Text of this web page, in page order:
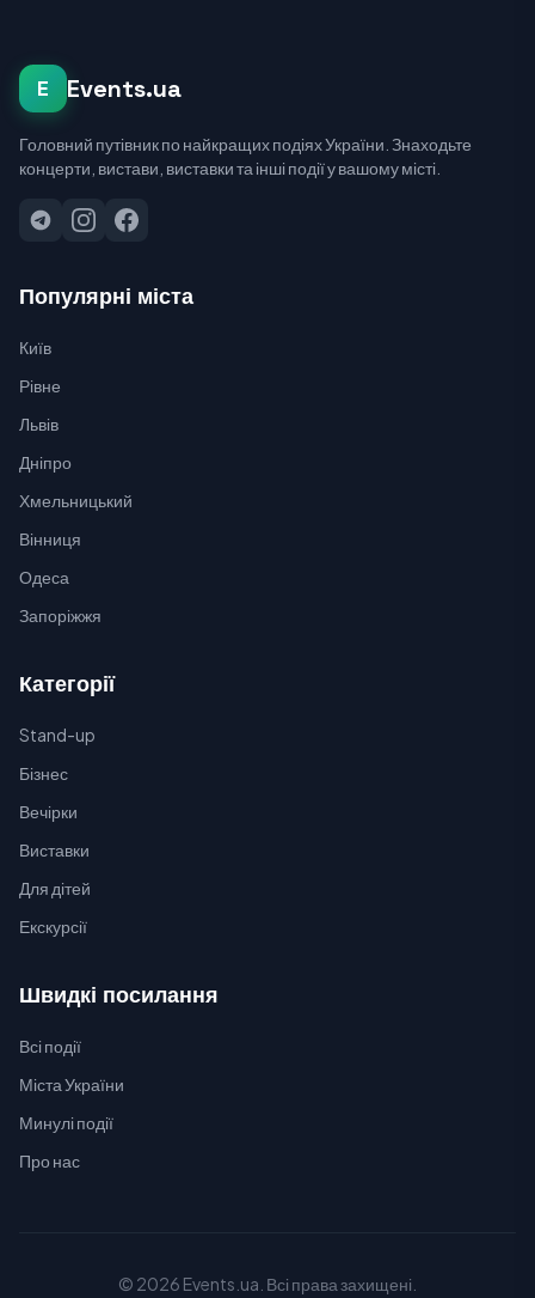
E Events.ua
Головний путівник по найкращих подіях України. Знаходьте
концерти, вистави, виставки та інші події у вашому місті.
Популярні міста
Київ
Рівне
Львів
Дніпро
Хмельницький
Вінниця
Одеса
Запоріжжя
Категорії
Stand-up
Бізнес
Вечірки
Виставки
Для дітей
Екскурсії
Швидкі посилання
Всі події
Міста України
Минулі події
Про нас
© 2026 Events.ua. Всі права захищені.